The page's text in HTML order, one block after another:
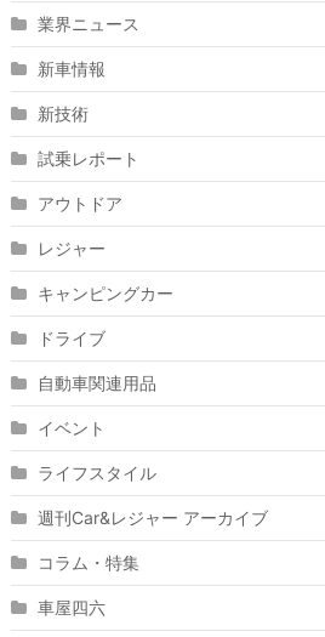
業界ニュース
新車情報
新技術
試乗レポート
アウトドア
レジャー
キャンピングカー
ドライブ
自動車関連用品
イベント
ライフスタイル
週刊Car&レジャー アーカイブ
コラム・特集
車屋四六